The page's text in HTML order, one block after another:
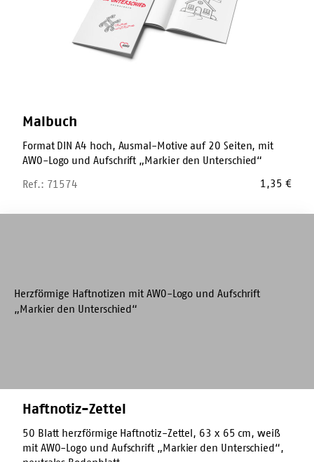
Malbuch
Format DIN A4 hoch, Ausmal-Motive auf 20 Seiten, mit
AWO-Logo und Aufschrift „Markier den Unterschied“
Ref.: 71574
1,35€
Haftnotiz-Zettel
50 Blatt herzförmige Haftnotiz-Zettel, 63 x 65 cm, weiß
mit AWO-Logo und Aufschrift „Markier den Unterschied“,